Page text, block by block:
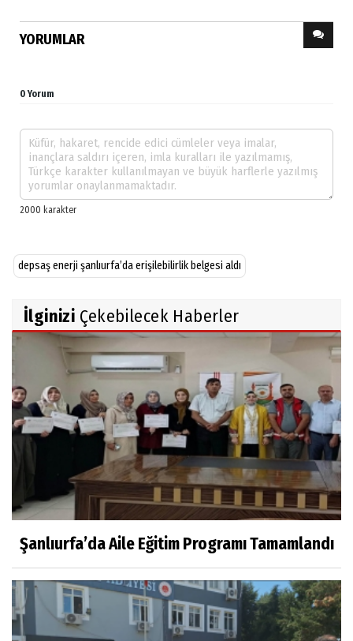
YORUMLAR
0 Yorum
depsaş enerji şanlıurfa’da erişilebilirlik belgesi aldı
İlginizi Çekebilecek Haberler
Şanlıurfa’da Aile Eğitim Programı Tamamlandı